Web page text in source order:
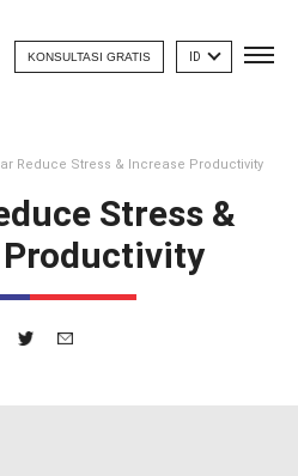
KONSULTASI GRATIS ID
Reduce Stress & Increase Productivity
Stress &
Productivity